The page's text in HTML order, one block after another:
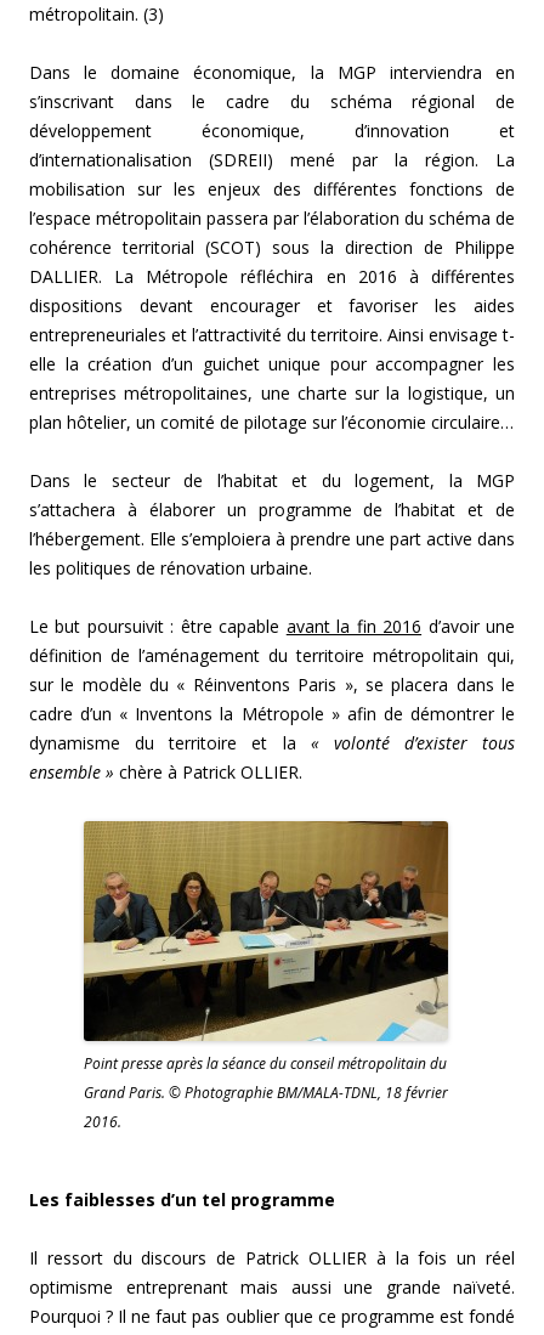
métropolitain. (3)
Dans le domaine économique, la MGP interviendra en
s’inscrivant dans le cadre du schéma régional de
développement économique, d’innovation et
d’internationalisation (SDREII) mené par la région. La
mobilisation sur les enjeux des différentes fonctions de
l’espace métropolitain passera par l’élaboration du schéma de
cohérence territorial (SCOT) sous la direction de Philippe
DALLIER. La Métropole réfléchira en 2016 à différentes
dispositions devant encourager et favoriser les aides
entrepreneuriales et l’attractivité du territoire. Ainsi envisage t-
elle la création d’un guichet unique pour accompagner les
entreprises métropolitaines, une charte sur la logistique, un
plan hôtelier, un comité de pilotage sur l’économie circulaire…
Dans le secteur de l’habitat et du logement, la MGP
s’attachera à élaborer un programme de l’habitat et de
l’hébergement. Elle s’emploiera à prendre une part active dans
les politiques de rénovation urbaine.
Le but poursuivit : être capable avant la fin 2016 d’avoir une
définition de l’aménagement du territoire métropolitain qui,
sur le modèle du « Réinventons Paris », se placera dans le
cadre d’un « Inventons la Métropole » afin de démontrer le
dynamisme du territoire et la « volonté d’exister tous
ensemble » chère à Patrick OLLIER.
Point presse après la séance du conseil métropolitain du
Grand Paris. © Photographie BM/MALA-TDNL, 18 février
2016.
Les faiblesses d’un tel programme
Il ressort du discours de Patrick OLLIER à la fois un réel
optimisme entreprenant mais aussi une grande naïveté.
Pourquoi ? Il ne faut pas oublier que ce programme est fondé